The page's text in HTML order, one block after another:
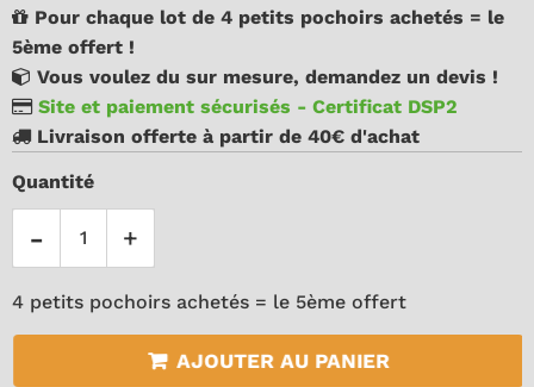
Pour chaque lot de 4 petits pochoirs achetés = le
5ème offert !
Vous voulez du sur mesure, demandez un devis !
Site et paiement sécurisés - Certificat DSP2
Livraison offerte à partir de 40€ d'achat
Quantité
+
-
4 petits pochoirs achetés = le 5ème offert
AJOUTER AU PANIER